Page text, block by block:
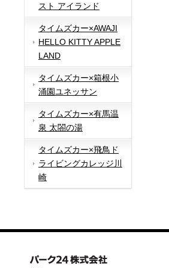
スト アイランド
タイムズカー×AWAJI
HELLO KITTY APPLE
LAND
タイムズカー×箱根小
涌園ユネッサン
タイムズカー×有馬温
泉 太閤の湯
タイムズカー×飛鳥ド
ライビングカレッジ川
崎